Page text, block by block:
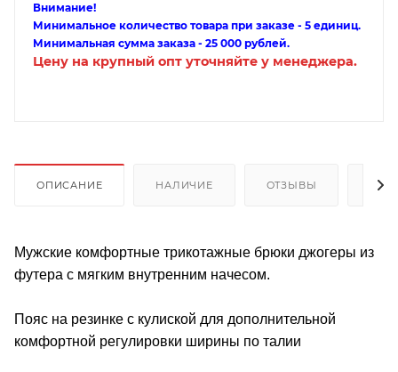
Внимание!
Минимальное количество товара при заказе - 5 единиц.
Минимальная сумма заказа - 25 000 рублей.
Цену на крупный опт уточняйте у менеджера.
ОПИСАНИЕ НАЛИЧИЕ ОТЗЫВЫ
Мужские комфортные трикотажные брюки джогеры из
футера с мягким внутренним начесом.
Пояс на резинке с кулиской для дополнительной
комфортной регулировки ширины по талии